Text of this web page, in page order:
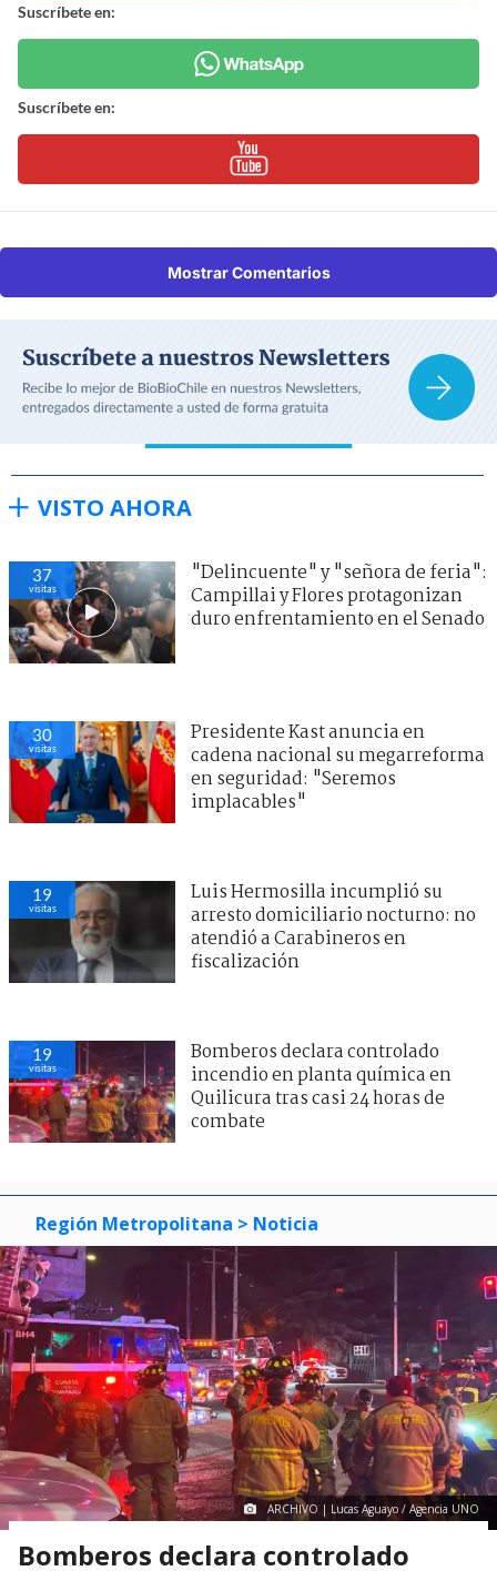
Suscríbete en:
Suscríbete en:
Mostrar Comentarios
VISTO AHORA
37
visitas
"Delincuente" y "señora de feria":
Campillai y Flores protagonizan
duro enfrentamiento en el Senado
30
visitas
Presidente Kast anuncia en
cadena nacional su megarreforma
en seguridad: "Seremos
implacables"
19
visitas
Luis Hermosilla incumplió su
arresto domiciliario nocturno: no
atendió a Carabineros en
fiscalización
19
visitas
Bomberos declara controlado
incendio en planta química en
Quilicura tras casi 24 horas de
combate
Región Metropolitana > Noticia
ARCHIVO | Lucas Aguayo / Agencia UNO
Bomberos declara controlado